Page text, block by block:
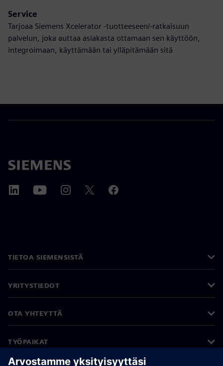
Service
Tarjoaa Siemens Xcelerator -tuotteeseen/-ratkaisuun
palvelun, joka auttaa asiakasta ottamaan sen käyttöön,
integroimaan, käyttämään tai ylläpitämään sitä
TIETOA SIEMENSISTÄ
YRITYSTIEDOT
OTA YHTEYTTÄ
TYÖPAIKAT